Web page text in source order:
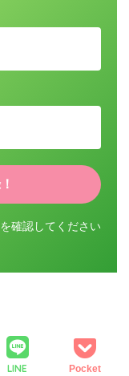
を確認してください
LINE Pocket